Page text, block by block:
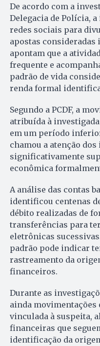
De acordo com a
Delegacia de Polícia,
redes sociais para
apostas consideradas
apontam que a
frequente e
padrão de vida
renda formal
Segundo a PCDF, a
atribuída à
em um período
chamou a atenção
significativamente
econômica
A análise das contas
identificou centenas
débito realizadas de
transferências para
eletrônicas
padrão pode indicar
rastreamento da
financeiros.
Durante as
ainda movimentações
vinculada à suspeita,
financeiras que
identificação da